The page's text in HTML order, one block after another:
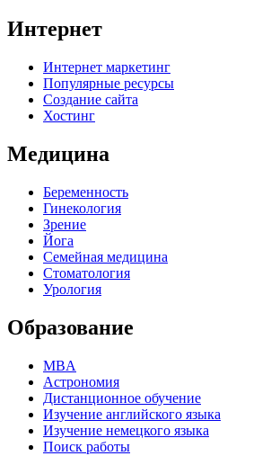
Интернет
Интернет маркетинг
Популярные ресурсы
Создание сайта
Хостинг
Медицина
Беременность
Гинекология
Зрение
Йога
Семейная медицина
Стоматология
Урология
Образование
MBA
Астрономия
Дистанционное обучение
Изучение английского языка
Изучение немецкого языка
Поиск работы